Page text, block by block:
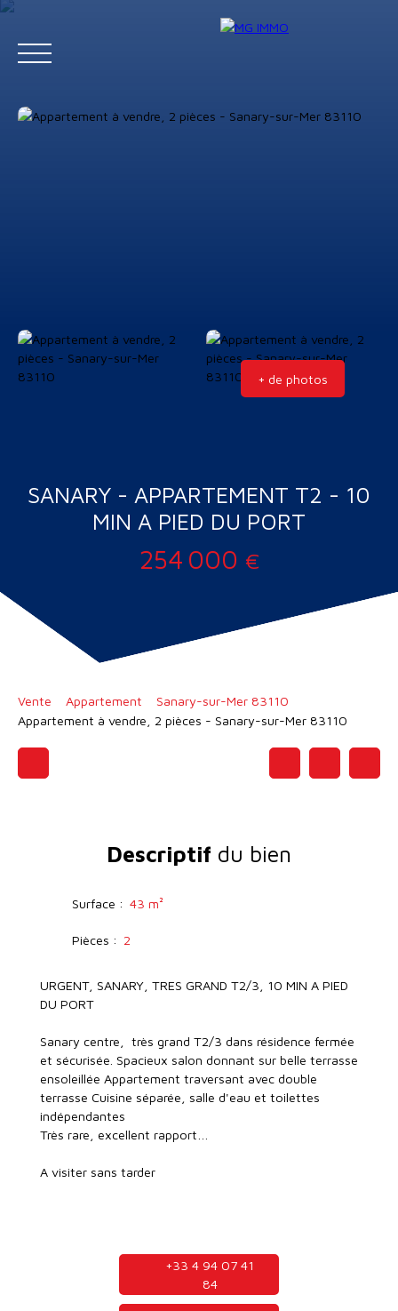
+ de photos
SANARY - APPARTEMENT T2 - 10
MIN A PIED DU PORT
254 000 €
Vente Appartement
Sanary-sur-Mer 83110
Appartement à vendre, 2 pièces - Sanary-sur-Mer 83110
Descriptif du bien
Surface : 43 m²
Pièces : 2
URGENT, SANARY, TRES GRAND T2/3, 10 MIN A PIED
DU PORT
Sanary centre, très grand T2/3 dans résidence fermée
et sécurisée. Spacieux salon donnant sur belle terrasse
ensoleillée Appartement traversant avec double
terrasse Cuisine séparée, salle d'eau et toilettes
indépendantes
Très rare, excellent rapport…
A visiter sans tarder
+33 4 94 07 41
84